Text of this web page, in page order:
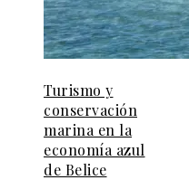
Turismo y
conservación
marina en la
economía azul
de Belice